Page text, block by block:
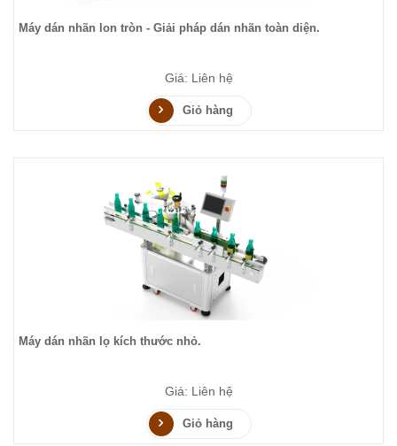
Máy dán nhãn lon tròn - Giải pháp dán nhãn toàn diện.
Giá: Liên hệ
Giỏ hàng
Máy dán nhãn lọ kích thước nhỏ.
Giá: Liên hệ
Giỏ hàng